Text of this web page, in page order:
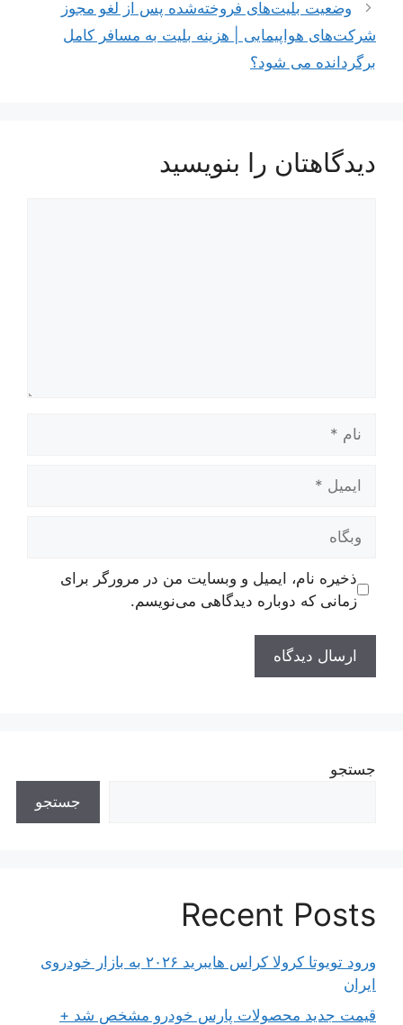
وضعیت بلیت‌های فروخته‌شده پس از لغو مجوز
شرکت‌های هواپیمایی | هزینه بلیت به مسافر کامل
برگردانده می شود؟
دیدگاهتان را بنویسید
وبگاه
ذخیره نام، ایمیل و وبسایت من در مرورگر برای
زمانی که دوباره دیدگاهی می‌نویسم.
جستجو
جستجو
Recent Posts
ورود تویوتا کرولا کراس هایبرید ۲۰۲۶ به بازار خودروی
ایران
قیمت جدید محصولات پارس خودرو مشخص شد +